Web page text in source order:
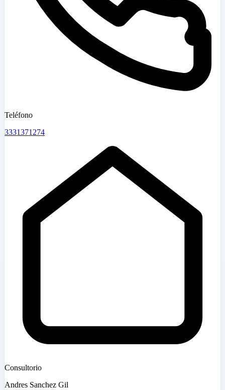
Teléfono
3331371274
Consultorio
Andres Sanchez Gil